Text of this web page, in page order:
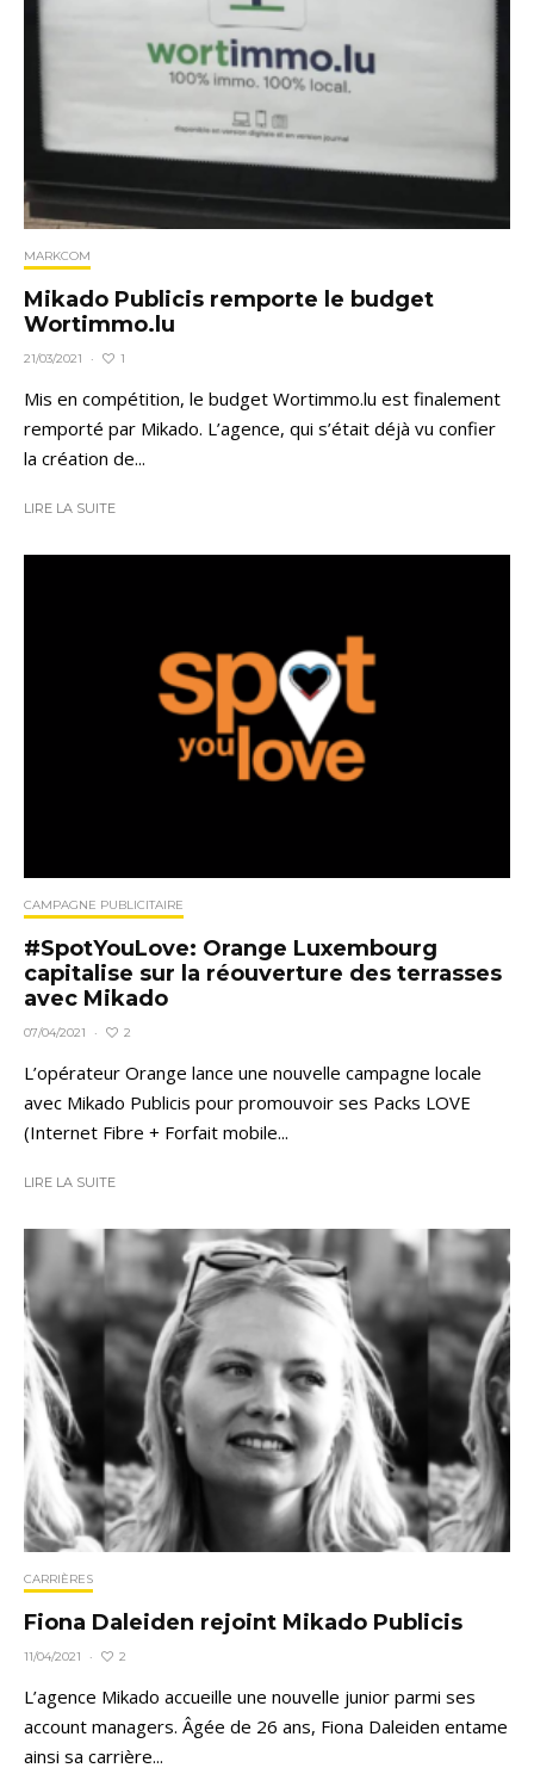
MARKCOM
Mikado Publicis remporte le budget
Wortimmo.lu
21/03/2021 · 1
Mis en compétition, le budget Wortimmo.lu est finalement
remporté par Mikado. L’agence, qui s’était déjà vu confier
la création de...
LIRE LA SUITE
CAMPAGNE PUBLICITAIRE
#SpotYouLove: Orange Luxembourg
capitalise sur la réouverture des terrasses
avec Mikado
07/04/2021 · 2
L’opérateur Orange lance une nouvelle campagne locale
avec Mikado Publicis pour promouvoir ses Packs LOVE
(Internet Fibre + Forfait mobile...
LIRE LA SUITE
CARRIÈRES
Fiona Daleiden rejoint Mikado Publicis
11/04/2021 · 2
L’agence Mikado accueille une nouvelle junior parmi ses
account managers. Âgée de 26 ans, Fiona Daleiden entame
ainsi sa carrière...